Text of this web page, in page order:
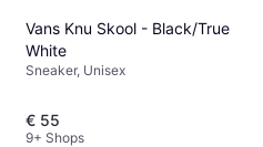
Vans Knu Skool - Black/True
White
Sneaker, Unisex
€ 55
9+ Shops